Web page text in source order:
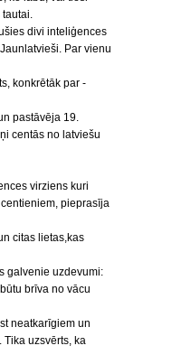
tautai.
divi inteliģences
Par vienu
konkrētāk par -
pastāvēja 19.
centās no latviešu
virziens kuri
pieprasīja
citas lietas,kas
galvenie uzdevumi:
brīva no vācu
neatkarīgiem un
uzsvērts, ka